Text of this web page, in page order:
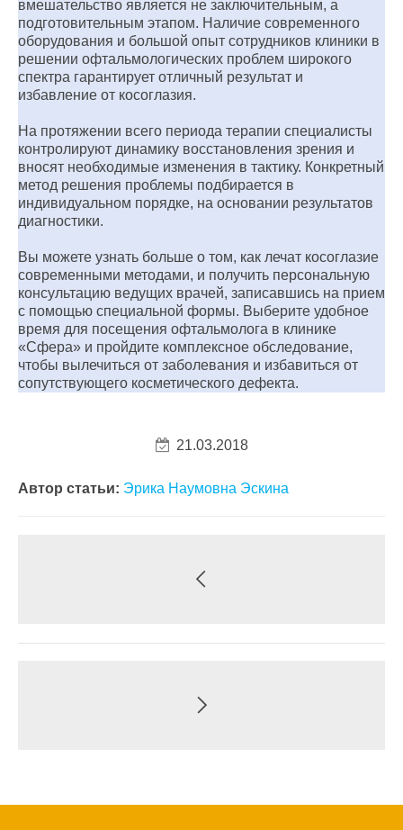
вмешательство является не заключительным, а
подготовительным этапом. Наличие современного
оборудования и большой опыт сотрудников клиники в
решении офтальмологических проблем широкого
спектра гарантирует отличный результат и
избавление от косоглазия.
На протяжении всего периода терапии специалисты
контролируют динамику восстановления зрения и
вносят необходимые изменения в тактику. Конкретный
метод решения проблемы подбирается в
индивидуальном порядке, на основании результатов
диагностики.
Вы можете узнать больше о том, как лечат косоглазие
современными методами, и получить персональную
консультацию ведущих врачей, записавшись на прием
с помощью специальной формы. Выберите удобное
время для посещения офтальмолога в клинике
«Сфера» и пройдите комплексное обследование,
чтобы вылечиться от заболевания и избавиться от
сопутствующего косметического дефекта.
21.03.2018
Автор статьи: Эрика Наумовна Эскина